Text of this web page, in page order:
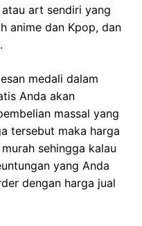
art sendiri yang
anime dan Kpop, dan
medali dalam
Anda akan
massal yang
tersebut maka harga
sehingga kalau
yang Anda
dengan harga jual